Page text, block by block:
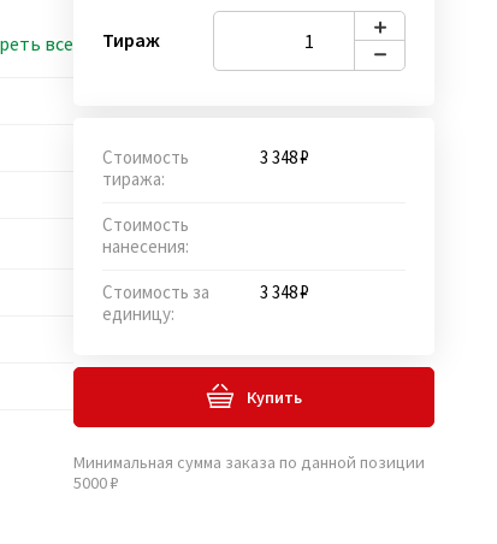
все Тираж
Стоимость
тиража:
3 348 ₽
Стоимость
нанесения:
Стоимость за
единицу:
3 348 ₽
Купить
Минимальная сумма заказа по данной позиции
5000 ₽